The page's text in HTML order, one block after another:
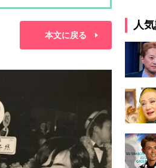
本文に戻る
人